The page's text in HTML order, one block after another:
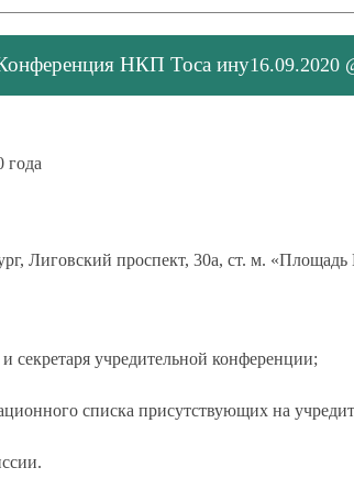
НКП Тоса ину16.09.2020
года
Лиговский проспект, 30а, ст. м. «Площадь
секретаря учредительной конференции;
списка присутствующих на